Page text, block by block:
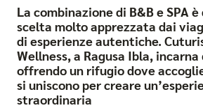
La combinazione di B&B e SPA
scelta molto apprezzata dai
di esperienze autentiche.
Wellness, a Ragusa Ibla,
offrendo un rifugio dove
si uniscono per creare
straordinaria